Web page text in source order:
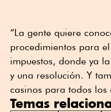
“La gente quiere
procedimientos para
impuestos, donde ya
y una resolución. Y
casinos para todos los
Temas